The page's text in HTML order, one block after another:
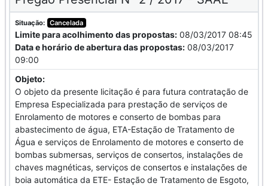
Situação: Cancelada
Limite para acolhimento das propostas: 08/03/2017 08:45
Data e horário de abertura das propostas: 08/03/2017
09:00
Objeto:
O objeto da presente licitação é para futura contratação de
Empresa Especializada para prestação de serviços de
Enrolamento de motores e conserto de bombas para
abastecimento de água, ETA-Estação de Tratamento de
Água e serviços de Enrolamento de motores e conserto de
bombas submersas, serviços de consertos, instalações de
chaves magnéticas, serviços de consertos e instalações de
boia automática da ETE- Estação de Tratamento de Esgoto,